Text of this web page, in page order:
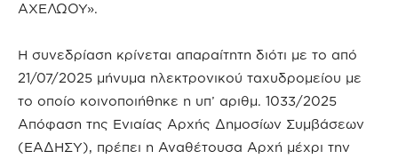
ΑΧΕΛΩΟΥ».
Η συνεδρίαση κρίνεται απαραίτητη διότι με το από
21/07/2025 μήνυμα ηλεκτρονικού ταχυδρομείου με
το οποίο κοινοποιήθηκε η υπ’ αριθμ. 1033/2025
Απόφαση της Ενιαίας Αρχής Δημοσίων Συμβάσεων
(ΕΑΔΗΣΥ), πρέπει η Αναθέτουσα Αρχή μέχρι την